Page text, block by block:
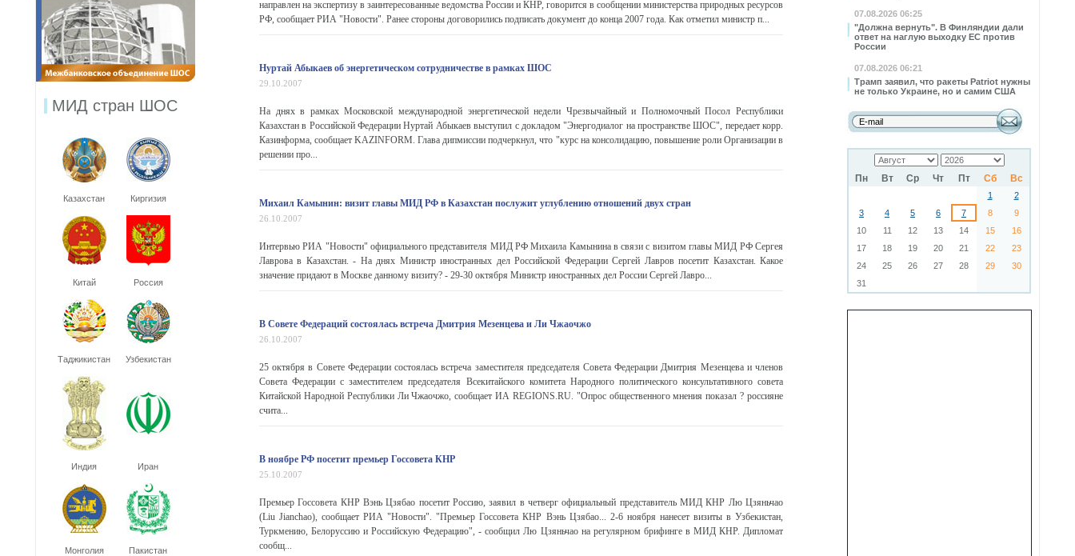
07.08.2026 06:25
"Должна вернуть". В Финляндии дали
ответ на наглую выходку ЕС против
России
07.08.2026 06:21
Трамп заявил, что ракеты Patriot нужны
не только Украине, но и самим США
Пн Вт Ср Чт Пт Сб Вс
1
2
3
4 5 6 7 8
9
10
11 12 13 14 15
16
17
18 19 20 21 22
23
24
25 26 27 28 29
30
31
МИД стран ШОС
Казахстан Киргизия
Китай Россия
Таджикистан Узбекистан
Индия Иран
Монголия Пакистан
направлен на экспертизу в заинтересованные ведомства России и КНР, говорится в сообщении министерства природных ресурсов
РФ, сообщает РИА "Новости". Ранее стороны договорились подписать документ до конца 2007 года. Как отметил министр п...
Нуртай Абыкаев об энергетическом сотрудничестве в рамках ШОС
29.10.2007
На днях в рамках Московской международной энергетической недели Чрезвычайный и Полномочный Посол Республики
Казахстан в Российской Федерации Нуртай Абыкаев выступил с докладом "Энергодиалог на пространстве ШОС", передает корр.
Казинформа, сообщает KAZINFORM. Глава дипмиссии подчеркнул, что "курс на консолидацию, повышение роли Организации в
решении про...
Михаил Камынин: визит главы МИД РФ в Казахстан послужит углублению отношений двух стран
26.10.2007
Интервью РИА "Новости" официального представителя МИД РФ Михаила Камынина в связи с визитом главы МИД РФ Сергея
Лаврова в Казахстан. - На днях Министр иностранных дел Российской Федерации Сергей Лавров посетит Казахстан. Какое
значение придают в Москве данному визиту? - 29-30 октября Министр иностранных дел России Сергей Лавро...
В Совете Федераций состоялась встреча Дмитрия Мезенцева и Ли Чжаочжо
26.10.2007
25 октября в Совете Федерации состоялась встреча заместителя председателя Совета Федерации Дмитрия Мезенцева и членов
Совета Федерации с заместителем председателя Всекитайского комитета Народного политического консультативного совета
Китайской Народной Республики Ли Чжаочжо, сообщает ИА REGIONS.RU. "Опрос общественного мнения показал ? россияне
счита...
В ноябре РФ посетит премьер Госсовета КНР
25.10.2007
Премьер Госсовета КНР Вэнь Цзябао посетит Россию, заявил в четверг официальный представитель МИД КНР Лю Цзяньчао
(Liu Jianchao), сообщает РИА "Новости". "Премьер Госсовета КНР Вэнь Цзябао... 2-6 ноября нанесет визиты в Узбекистан,
Туркмению, Белоруссию и Российскую Федерацию", - сообщил Лю Цзяньчао на регулярном брифинге в МИД КНР. Дипломат
сообщ...